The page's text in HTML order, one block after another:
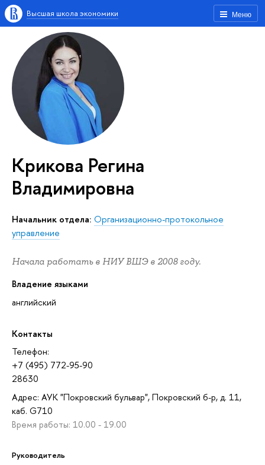
Меню
Высшая школа экономики
Крикова Регина
Владимировна
Начальник отдела: Организационно-протокольное
управление
Начала работать в НИУ ВШЭ в 2008 году.
Владение языками
английский
Контакты
Телефон:
+7 (495) 772-95-90
28630
Адрес: АУК "Покровский бульвар", Покровский б-р, д. 11,
каб. G710
Время работы: 10.00 - 19.00
Руководитель